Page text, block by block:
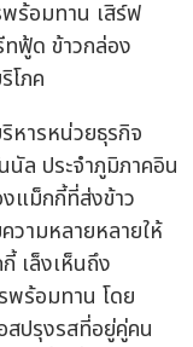
หารหน่วยธุรกิจ
ล ประจำภูมิภาคอิน
งแม็กกี้ที่ส่งข้าว
วามหลายหลายให้
เล็งเห็นถึง
พร้อมทาน โดย
สปรุงรสที่อยู่คู่คน